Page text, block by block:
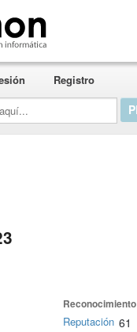
Registro
Reconocimiento
Reputación 61